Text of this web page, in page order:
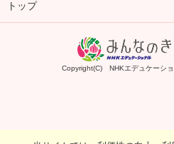
トップ
Copyright(C) NHKエデュケーシ